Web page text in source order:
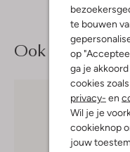
te bouwen
op
ga je
cookies
privacy- en
Wil je je
cookieknop
jouw
Ook iets voor